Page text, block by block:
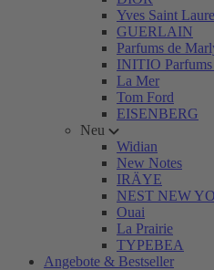
Yves Saint
GUERLAIN
Parfums de
INITIO Parfums
La Mer
Tom Ford
EISENBERG
Neu
Widian
New Notes
IRÄYE
NEST NEW
Ouai
La Prairie
TYPEBEA
Angebote & Bestseller